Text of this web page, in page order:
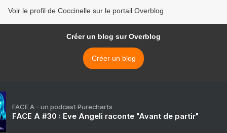
Voir le profil de Coccinelle sur le portail Overblog
Créer un blog sur Overblog
Créer un blog
FACE A - un podcast Purecharts
FACE A #30 : Eve Angeli raconte "Avant de partir"